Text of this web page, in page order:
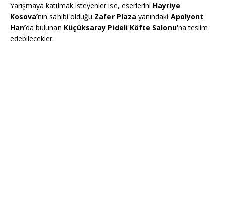
Yarışmaya katılmak isteyenler ise, eserlerini Hayriye
Kosova’nın sahibi olduğu Zafer Plaza yanındaki Apolyont
Han’da bulunan Küçüksaray Pideli Köfte Salonu’na teslim
edebilecekler.